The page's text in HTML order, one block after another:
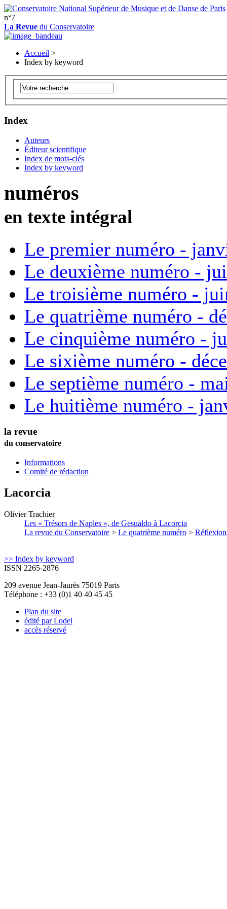
n°7
La Revue du Conservatoire
Accueil >
Index by keyword
Index
Auteurs
Éditeur scientifique
Index de mots-clés
Index by keyword
numéros
en texte intégral
Le premier numéro -
Le deuxième numéro -
Le troisième numéro -
Le quatrième numéro -
Le cinquième numéro -
Le sixième numéro -
Le septième numéro -
Le huitième numéro -
la revue
du conservatoire
Informations
Comité de rédaction
Lacorcia
Olivier Trachier
Les « Trésors de Naples », de Gesualdo à Lacorcia
La revue du Conservatoire > Le quatrième numéro >
>> Index by keyword
ISSN 2265-2876
209 avenue Jean-Jaurès 75019 Paris
Téléphone : +33 (0)1 40 40 45 45
Plan du site
édité par Lodel
accès réservé